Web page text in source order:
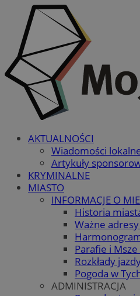
AKTUALNOŚCI
Wiadomości
Artykuły
KRYMINALNE
MIASTO
INFORMACJE O
Historia
Ważne
Parafie i
Rozkłady
Pogoda w
ADMINISTRACJA